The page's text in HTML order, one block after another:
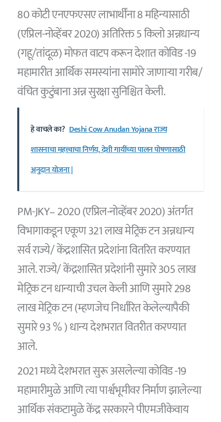
80 कोटी एनएफएसए लाभार्थींना 8 महिन्यासाठी
(एप्रिल-नोव्हेंबर 2020) अतिरिक्त 5 किलो अन्नधान्य
(गहू/तांदूळ) मोफत वाटप करून देशात कोविड -19
महामारीत आर्थिक समस्यांना सामोरे जाणाऱ्या गरीब/
वंचित कुटुंबाना अन्न सुरक्षा सुनिश्चित केली.
हे वाचले का? Deshi Cow Anudan Yojana राज्य
शासनाचा महत्त्वाचा निर्णय, देशी गायींच्या पालन पोषणासाठी
अनुदान योजना |
PM-JKY– 2020 (एप्रिल-नोव्हेंबर 2020) अंतर्गत
विभागाकडून एकूण 321 लाख मेट्रिक टन अन्नधान्य
सर्व राज्ये/ केंद्रशासित प्रदेशांना वितरित करण्यात
आले. राज्ये/ केंद्रशासित प्रदेशांनी सुमारे 305 लाख
मेट्रिक टन धान्याची उचल केली आणि सुमारे 298
लाख मेट्रिक टन (म्हणजेच निर्धारित केलेल्यापैकी
सुमारे 93 % ) धान्य देशभरात वितरीत करण्यात
आले.
2021 मध्ये देशभरात सुरू असलेल्या कोविड -19
महामारीमुळे आणि त्या पार्श्वभूमीवर निर्माण झालेल्या
आर्थिक संकटामुळे केंद्र सरकारने पीएमजीकेवाय